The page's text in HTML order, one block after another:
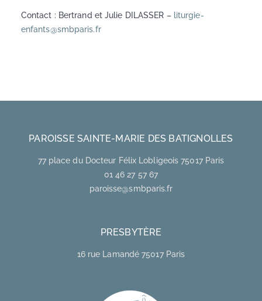
Contact : Bertrand et Julie DILASSER – liturgie-
enfants@smbparis.fr
PAROISSE SAINTE-MARIE DES BATIGNOLLES
77 place du Docteur Félix Lobligeois 75017 Paris
01 46 27 57 67
paroisse@smbparis.fr
PRESBYTÈRE
16 rue Lamandé 75017 Paris